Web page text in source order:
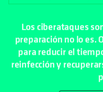
preparación no lo es.
para reducir el
reinfección y